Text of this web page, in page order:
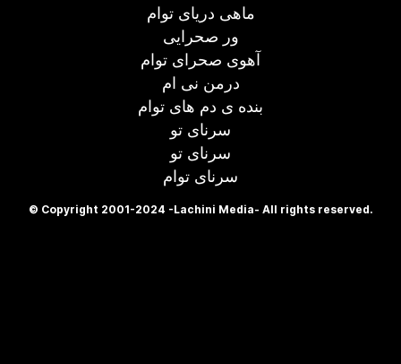
ماهی دریای توام
ور صحرایی
آهوی صحرای توام
درمن نی ام
بنده ی دم های توام
سرنای تو
سرنای تو
سرنای توام
© Copyright 2001-2024 -Lachini Media- All rights reserved.